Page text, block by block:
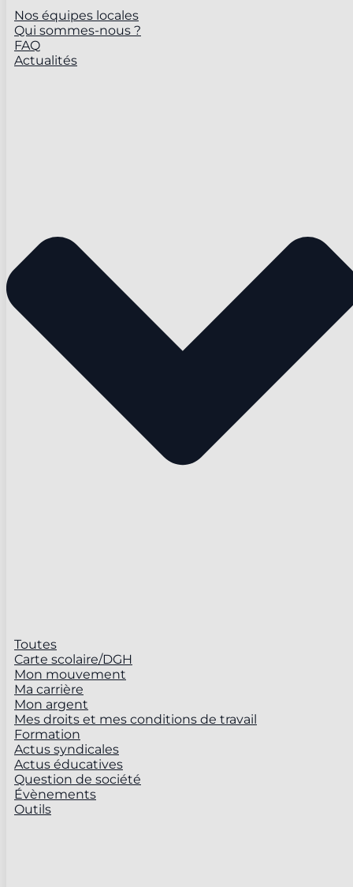
Nos équipes locales
Qui sommes-nous ?
FAQ
Actualités
Toutes
Carte scolaire/DGH
Mon mouvement
Ma carrière
Mon argent
Mes droits et mes conditions de travail
Formation
Actus syndicales
Actus éducatives
Question de société
Évènements
Outils